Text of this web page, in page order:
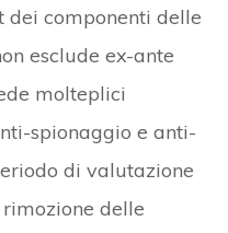
dei componenti delle
esclude ex-ante
molteplici
spionaggio e anti-
di valutazione
delle